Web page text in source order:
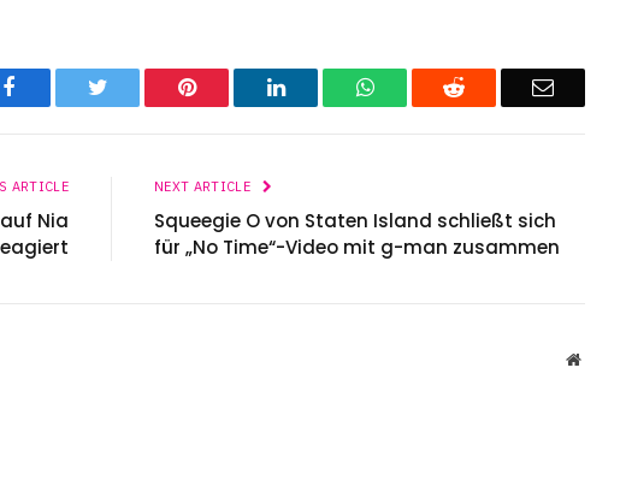
Facebook Twitter Pinterest LinkedIn WhatsAppReddit Email
ARTICLE
Nia
NEXT ARTICLE
Squeegie O von Staten Island schließt sich
für „No Time“-Video mit g-man zusammen
Website